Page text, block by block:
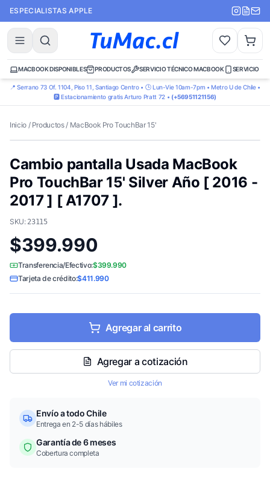
ESPECIALISTAS APPLE
MACBOOK DISPONIBLES PRODUCTOS SERVICIO TÉCNICO MACBOOK SERVICIO
📍 Serrano 73 Of. 1104, Piso 11, Santiago Centro • 🕒 Lun-Vie 10am-7pm • Metro U de Chile •
🅿️ Estacionamiento gratis Arturo Pratt 72 • (+56951121156)
Inicio/ Productos/ MacBook Pro TouchBar 15'
Cambio pantalla Usada MacBook
Pro TouchBar 15' Silver Año [ 2016 -
2017 ] [ A1707 ].
SKU: 23115
$399.990
Transferencia/Efectivo:$399.990
Tarjeta de crédito:$411.990
Agregar al carrito
Agregar a cotización
Ver mi cotización
Envío a todo Chile
Entrega en 2-5 días hábiles
Garantía de 6 meses
Cobertura completa